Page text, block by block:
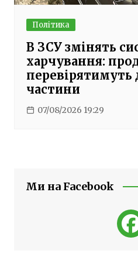
Політика
В ЗСУ змінять
харчування:
перевірятимуть
частини
07/08/2026 19:29
Ми на Facebook